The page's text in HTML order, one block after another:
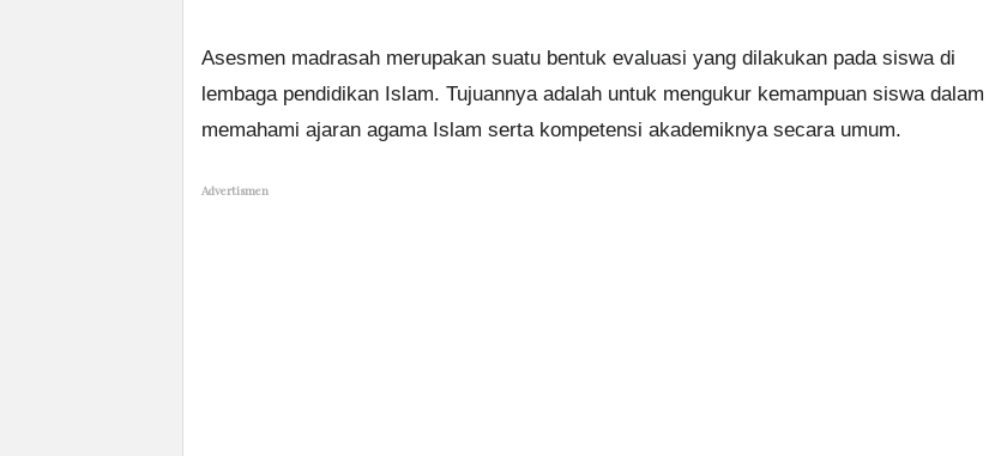
Asesmen madrasah merupakan suatu bentuk evaluasi yang dilakukan pada siswa di
lembaga pendidikan Islam. Tujuannya adalah untuk mengukur kemampuan siswa dalam
memahami ajaran agama Islam serta kompetensi akademiknya secara umum.
Advertismen